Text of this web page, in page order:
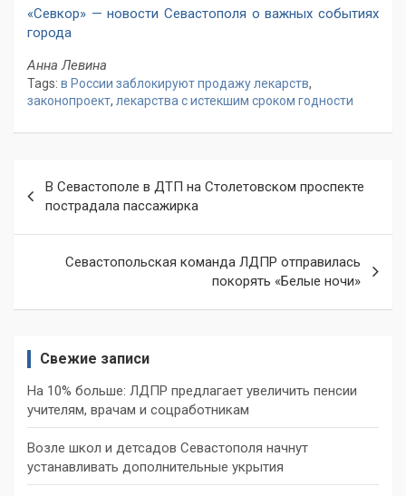
«Севкор» — новости Севастополя о важных событиях
города
Анна Левина
Tags: в России заблокируют продажу лекарств,
законопроект, лекарства с истекшим сроком годности
по
записям
В Севастополе в ДТП на Столетовском проспекте
пострадала пассажирка
Севастопольская команда ЛДПР отправилась
покорять «Белые ночи»
Свежие записи
На 10% больше: ЛДПР предлагает увеличить пенсии
учителям, врачам и соцработникам
Возле школ и детсадов Севастополя начнут
устанавливать дополнительные укрытия